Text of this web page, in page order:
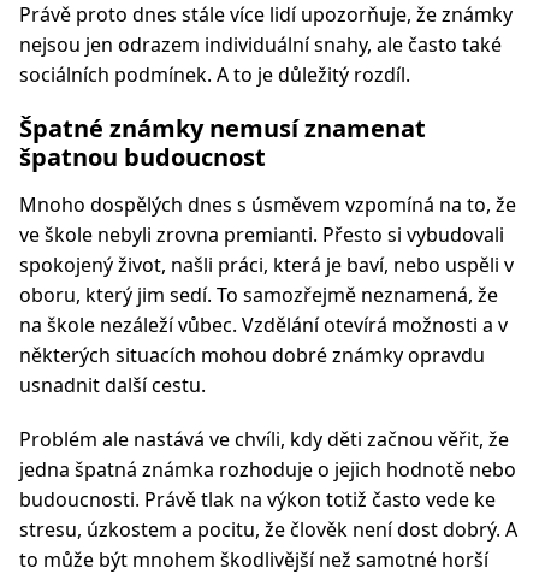
Právě proto dnes stále více lidí upozorňuje, že známky
nejsou jen odrazem individuální snahy, ale často také
sociálních podmínek. A to je důležitý rozdíl.
Špatné známky nemusí znamenat
špatnou budoucnost
Mnoho dospělých dnes s úsměvem vzpomíná na to, že
ve škole nebyli zrovna premianti. Přesto si vybudovali
spokojený život, našli práci, která je baví, nebo uspěli v
oboru, který jim sedí. To samozřejmě neznamená, že
na škole nezáleží vůbec. Vzdělání otevírá možnosti a v
některých situacích mohou dobré známky opravdu
usnadnit další cestu.
Problém ale nastává ve chvíli, kdy děti začnou věřit, že
jedna špatná známka rozhoduje o jejich hodnotě nebo
budoucnosti. Právě tlak na výkon totiž často vede ke
stresu, úzkostem a pocitu, že člověk není dost dobrý. A
to může být mnohem škodlivější než samotné horší